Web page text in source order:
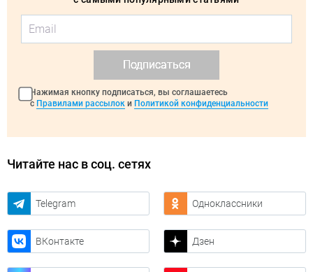
Подписаться
Нажимая кнопку подписаться, вы соглашаетесь
с Правилами рассылок и Политикой конфиденциальности
Читайте нас в соц. сетях
Telegram Одноклассники
ВКонтакте Дзен